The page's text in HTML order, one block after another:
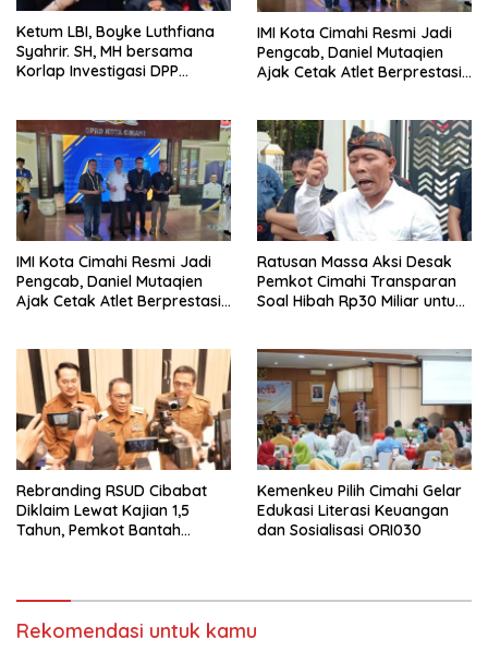
Ketum LBI, Boyke Luthfiana
Syahrir. SH, MH bersama
Korlap Investigasi DPP
Pembangunan Datatel
Diduga Belum Berizin di
Parungponteng,
IMI Kota Cimahi Resmi Jadi
Pengcab, Daniel Mutaqien
Ajak Cetak Atlet Berprestasi
IMI Kota Cimahi Resmi Jadi
Pengcab, Daniel Mutaqien
Ajak Cetak Atlet Berprestasi
Ratusan Massa Aksi Desak
Pemkot Cimahi Transparan
Soal Hibah Rp30 Miliar untuk
Rebranding RSUD Cibabat
Diklaim Lewat Kajian 1,5
Tahun, Pemkot Bantah
Kemenkeu Pilih Cimahi Gelar
Edukasi Literasi Keuangan
dan Sosialisasi ORI030
Rekomendasi untuk kamu